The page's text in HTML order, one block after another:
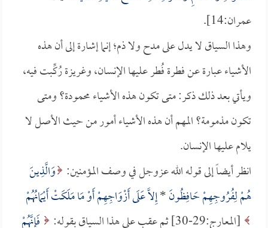
عمران:14].
وهذا السياق لا يدل على مدح ولا ذم؛ إنما إشارة إلى أن هذه
الأشياء عبارة عن فطرة فُطر عليها الإنسان، وغريزة رُكِّبت فيه،
ويأتي بعد ذلك ذكر: متى تكون هذه الأشياء محمودة؟ ومتى
تكون مذمومة؟ المهم أن هذه الأشياء أمور من حيث الأصل لا
يلام عليها الإنسان.
انظر أيضاً إلى قوله الله عزوجل في وصف المؤمنين: وَالَّذِينَ
هُمْ لِفُرُوجِهِمْ حَافِظُونَ*إِلاَّ عَلَى أَزْوَاجِهِمْ أَوْ مَا مَلَكَتْ أَيْمَانُهُمْ
[المعارج:29-30] ثم عقب على هذا السياق بقوله:
فَإِنَّهُمْ